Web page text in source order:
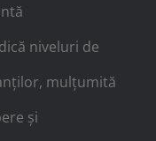
niveluri de
mulțumită
și